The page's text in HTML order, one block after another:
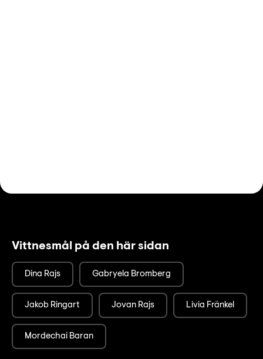
Vittnesmål på den här sidan
Dina Rajs Gabryela Bromberg
Jakob Ringart Jovan Rajs Livia Fränkel
Mordechai Baran